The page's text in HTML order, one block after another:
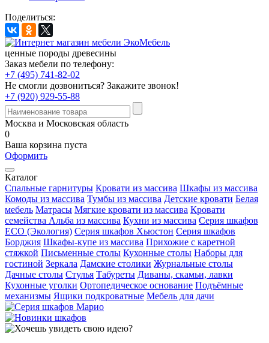
Поделиться:
ценные породы древесины
Заказ мебели по телефону:
+7 (495) 741-82-02
Не смогли дозвониться? Закажите звонок!
+7 (920) 929-55-88
Москва и Московская область
0
Ваша корзина пуста
Оформить
Каталог
Спальные гарнитуры Кровати из массива Шкафы из массива
Комоды из массива Тумбы из массива Детские кровати Белая
мебель Матрасы Мягкие кровати из массива Кровати
семейства Альба из массива Кухни из массива Серия шкафов
ECO (Экология) Серия шкафов Хьюстон Серия шкафов
Борджия Шкафы-купе из массива Прихожие с каретной
стяжкой Письменные столы Кухонные столы Наборы для
гостиной Зеркала Дамские столики Журнальные столы
Дачные столы Стулья Табуреты Диваны, скамьи, лавки
Кухонные уголки Ортопедическое основание Подъёмные
механизмы Ящики подкроватные Мебель для дачи